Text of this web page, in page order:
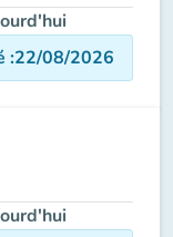
:22/08/2026